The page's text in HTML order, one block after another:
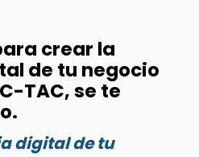
crear la
de tu negocio
TAC, se te
digital de tu